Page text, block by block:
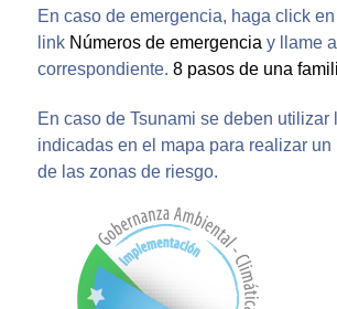
En caso de emergencia, haga click
link Números de emergencia y llame
correspondiente. 8 pasos de una
En caso de Tsunami se deben utilizar
indicadas en el mapa para realizar
de las zonas de riesgo.